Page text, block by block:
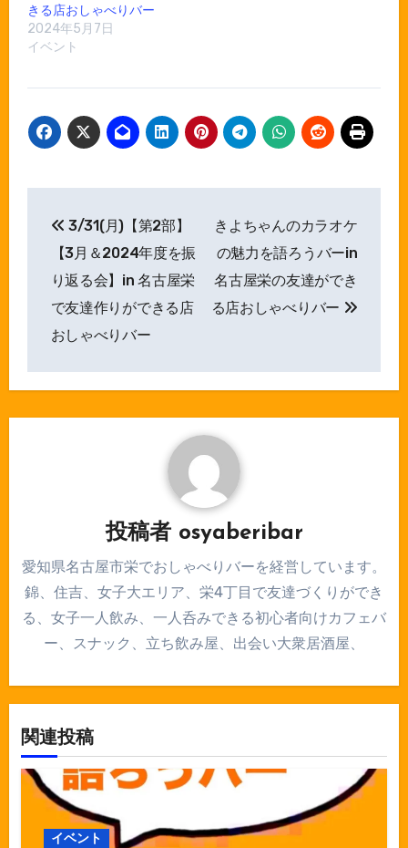
きる店おしゃべりバー
2024年5月7日
イベント
ナ
ー
3/31(月)【第2部】
【3月＆2024年度を振
り返る会】in 名古屋栄
で友達作りができる店
おしゃべりバー
きよちゃんのカラオケ
の魅力を語ろうバーin
名古屋栄の友達ができ
る店おしゃべりバー
投稿者 osyaberibar
愛知県名古屋市栄でおしゃべりバーを経営しています。
錦、住吉、女子大エリア、栄4丁目で友達づくりができ
る、女子一人飲み、一人呑みできる初心者向けカフェバ
ー、スナック、立ち飲み屋、出会い大衆居酒屋、
関連投稿
イベント